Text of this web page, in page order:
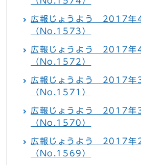
広報じょうよう 2017年
（No.1573）
広報じょうよう 2017年
（No.1572）
広報じょうよう 2017年
（No.1571）
広報じょうよう 2017年
（No.1570）
広報じょうよう 2017年
（No.1569）